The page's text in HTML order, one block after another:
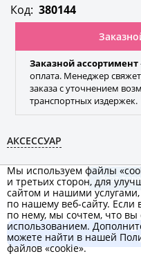
Код: 380144
Заказной ассортимент
оплата. Менеджер
заказа с уточнением
транспортных издержек.
АКСЕССУАР
Этот
OBO
В
Мы используем файлы
и третьих сторон, для
сайтом и нашими
по нашему веб-сайту.
по нему, мы сочтем, что вы
использованием.
можете найти в нашей
файлов «cookie».